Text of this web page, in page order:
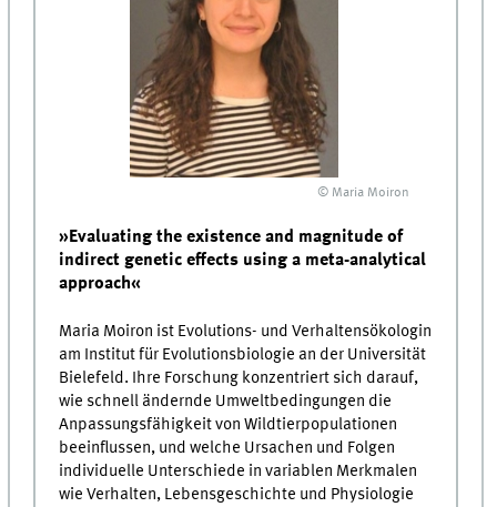
© Maria Moiron
»Evaluating the existence and magnitude of
indirect genetic effects using a meta-analytical
approach«
Maria Moiron ist Evolutions- und Verhaltensökologin
am Institut für Evolutionsbiologie an der Universität
Bielefeld. Ihre Forschung konzentriert sich darauf,
wie schnell ändernde Umweltbedingungen die
Anpassungsfähigkeit von Wildtierpopulationen
beeinflussen, und welche Ursachen und Folgen
individuelle Unterschiede in variablen Merkmalen
wie Verhalten, Lebensgeschichte und Physiologie